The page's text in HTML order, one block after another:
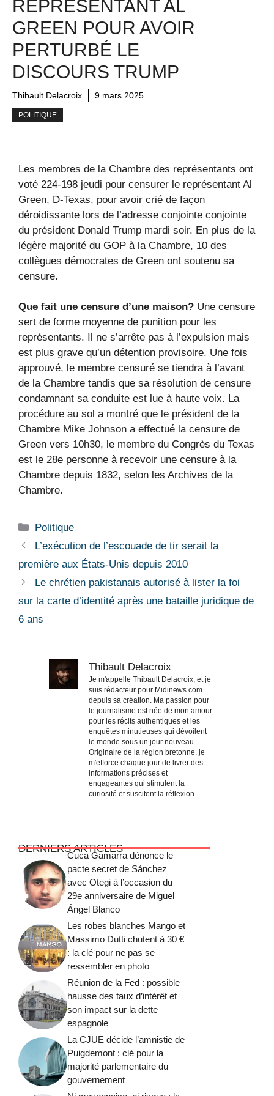
REPRÉSENTANT AL
GREEN POUR AVOIR
PERTURBÉ LE
DISCOURS TRUMP
Thibault Delacroix 9 mars 2025
POLITIQUE
Les membres de la Chambre des représentants ont
voté 224-198 jeudi pour censurer le représentant Al
Green, D-Texas, pour avoir crié de façon
déroidissante lors de l’adresse conjointe conjointe
du président Donald Trump mardi soir. En plus de la
légère majorité du GOP à la Chambre, 10 des
collègues démocrates de Green ont soutenu sa
censure.
Que fait une censure d’une maison? Une censure
sert de forme moyenne de punition pour les
représentants. Il ne s’arrête pas à l’expulsion mais
est plus grave qu’un détention provisoire. Une fois
approuvé, le membre censuré se tiendra à l’avant
de la Chambre tandis que sa résolution de censure
condamnant sa conduite est lue à haute voix. La
procédure au sol a montré que le président de la
Chambre Mike Johnson a effectué la censure de
Green vers 10h30, le membre du Congrès du Texas
est le 28e personne à recevoir une censure à la
Chambre depuis 1832, selon les Archives de la
Chambre.
Catégories
Politique
L’exécution de l’escouade de tir serait la
première aux États-Unis depuis 2010
Le chrétien pakistanais autorisé à lister la foi
sur la carte d’identité après une bataille juridique de
6 ans
Thibault Delacroix
Je m'appelle Thibault Delacroix, et je
suis rédacteur pour Midinews.com
depuis sa création. Ma passion pour
le journalisme est née de mon amour
pour les récits authentiques et les
enquêtes minutieuses qui dévoilent
le monde sous un jour nouveau.
Originaire de la région bretonne, je
m'efforce chaque jour de livrer des
informations précises et
engageantes qui stimulent la
curiosité et suscitent la réflexion.
DERNIERS ARTICLES
Cuca Gamarra dénonce le
pacte secret de Sánchez
avec Otegi à l’occasion du
29e anniversaire de Miguel
Ángel Blanco
Les robes blanches Mango et
Massimo Dutti chutent à 30 €
: la clé pour ne pas se
ressembler en photo
Réunion de la Fed : possible
hausse des taux d’intérêt et
son impact sur la dette
espagnole
La CJUE décide l’amnistie de
Puigdemont : clé pour la
majorité parlementaire du
gouvernement